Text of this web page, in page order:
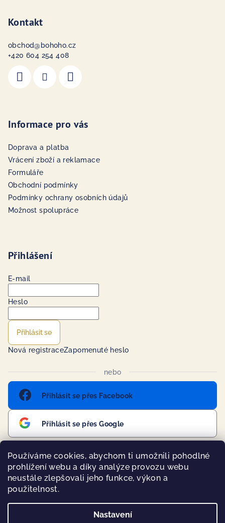
Používáme cookies, abychom ti umožnili pohodlné
prohlížení webu a díky analýze provozu webu
neustále zlepšovali jeho funkce, výkon a
použitelnost.
Nastavení
Kontakt
obchod@ bohoho.cz
+420 604 254 408
Informace pro vás
Doprava a platba
Vrácení zboží a reklamace
Formuláře
Obchodní podmínky
Podmínky ochrany osobních údajů
Možnost spolupráce
Přihlášení
E-mail
Heslo
Přihlásit se
Nová registraceZapomenuté heslo
nebo
Přihlásit se přes Facebook
Přihlásit se přes Google
Přijímáme online platby